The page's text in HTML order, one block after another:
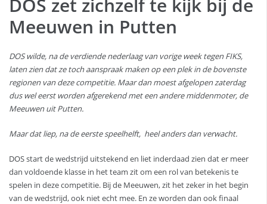
DOS zet zichzelf te kijk bij de
Meeuwen in Putten
DOS wilde, na de verdiende nederlaag van vorige week tegen FIKS,
laten zien dat ze toch aanspraak maken op een plek in de bovenste
regionen van deze competitie. Maar dan moest afgelopen zaterdag
dus wel eerst worden afgerekend met een andere middenmoter, de
Meeuwen uit Putten.
Maar dat liep, na de eerste speelhelft, heel anders dan verwacht.
DOS start de wedstrijd uitstekend en liet inderdaad zien dat er meer
dan voldoende klasse in het team zit om een rol van betekenis te
spelen in deze competitie. Bij de Meeuwen, zit het zeker in het begin
van de wedstrijd, ook niet echt mee. En ze worden dan ook finaal